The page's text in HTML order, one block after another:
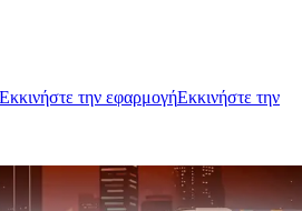
Εκκινήστε την εφαρμογήΕκκινήστε την